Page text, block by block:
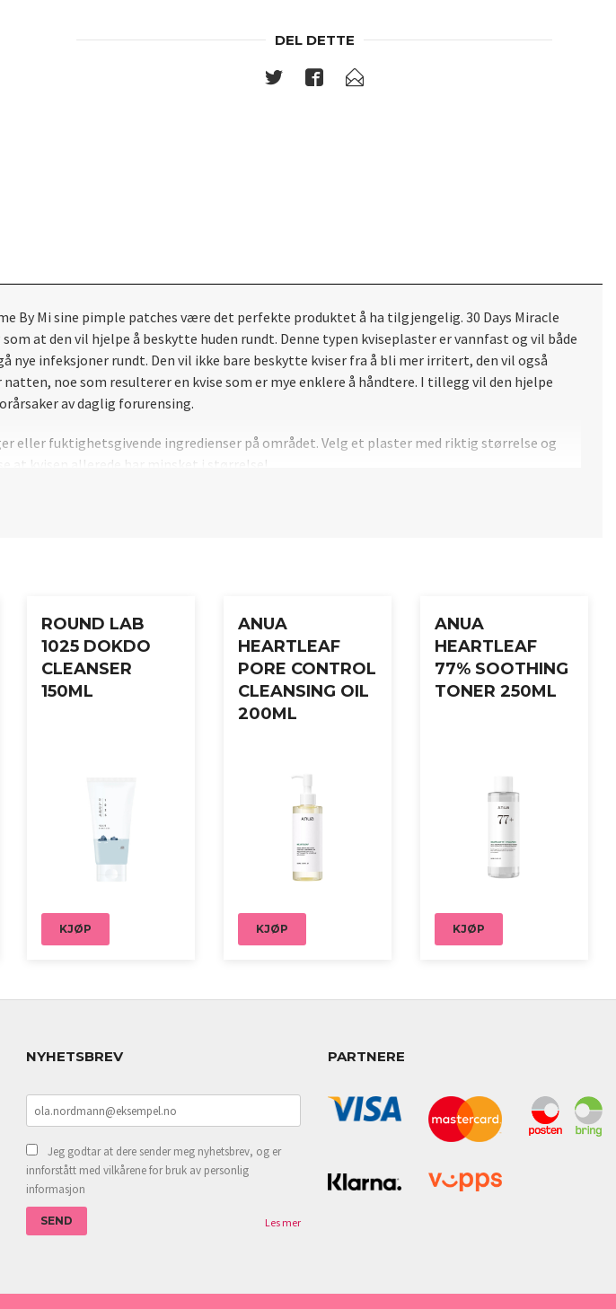
SOME BY MI 30 Days Miracle Clear Spot Patch 18pcs DEL DETTE
By Mi sine pimple patches være det perfekte produktet å ha tilgjengelig. 30 Days Miracle
at den vil hjelpe å beskytte huden rundt. Denne typen kviseplaster er vannfast og vil både
nye infeksjoner rundt. Den vil ikke bare beskytte kviser fra å bli mer irritert, den vil også
noe som resulterer en kvise som er mye enklere å håndtere. I tillegg vil den hjelpe
av daglig forurensing.
eller fuktighetsgivende ingredienser på området. Velg et plaster med riktig størrelse og
at kvisen allerede har minsket i størrelse!
ROUND LAB
1025 DOKDO
CLEANSER
150ML
KJØP
ANUA
HEARTLEAF
PORE CONTROL
CLEANSING OIL
200ML
KJØP
ANUA
HEARTLEAF
77% SOOTHING
TONER 250ML
KJØP
NYHETSBREV
Jeg godtar at dere sender meg nyhetsbrev, og er
innforstått med vilkårene for bruk av personlig
informasjon
Les mer
PARTNERE